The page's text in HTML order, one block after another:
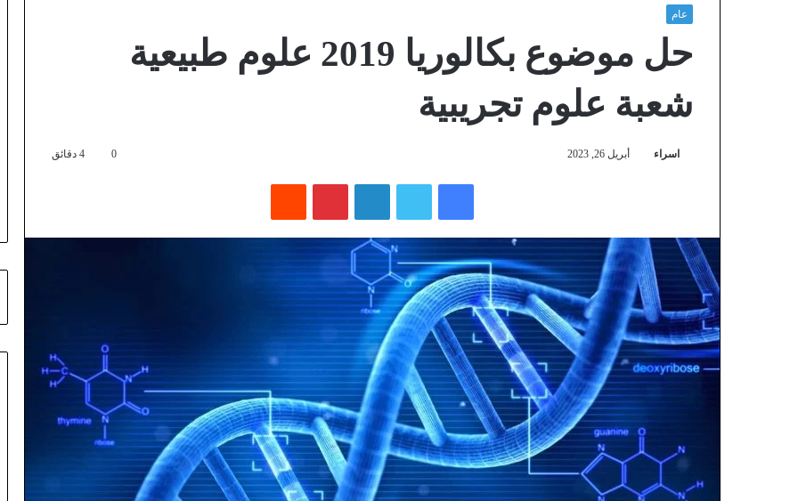
عام
حل موضوع بكالوريا 2019 علوم طبيعية
شعبة علوم تجريبية
اسراء أبريل 26, 2023 0
فيسبوك لينكدإن بينتيريست